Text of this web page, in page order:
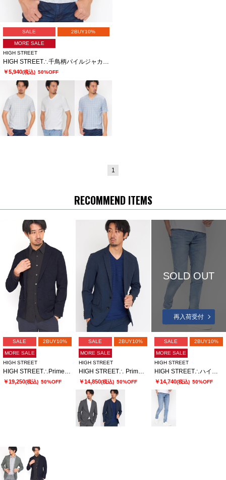
SALE 2BUY10%
MORE SALE
HIGH STREET
HIGH STREET∴千鳥柄パイルジャカードVネック半袖カットソー
￥5,940(税込) 50%OFF
1
RECOMMEND ITEMS
SALE 2BUY10%
MORE SALE
HIGH STREET
HIGH STREET∴Primeflex×DotAir メランジプリントジャケット
￥19,250(税込) 50%OFF
SALE 2BUY10%
MORE SALE
HIGH STREET
HIGH STREET∴ PrimeflexDotAir 2WAYストレッチジャケット
￥14,850(税込) 50%OFF
SOLD OUT
再入荷受付
SALE 2BUY10%
MORE SALE
HIGH STREET
HIGH STREET∴ハイパワーストレッチスリムデニムパンツ
￥14,740(税込) 50%OFF